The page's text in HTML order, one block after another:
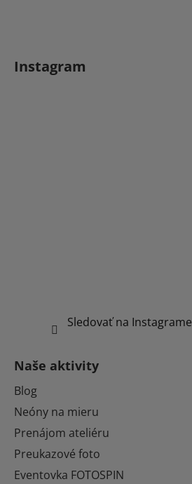
Instagram
Sledovať na Instagrame
Naše aktivity
Blog
Neóny na mieru
Prenájom ateliéru
Preukazové foto
Eventovka FOTOSPIN